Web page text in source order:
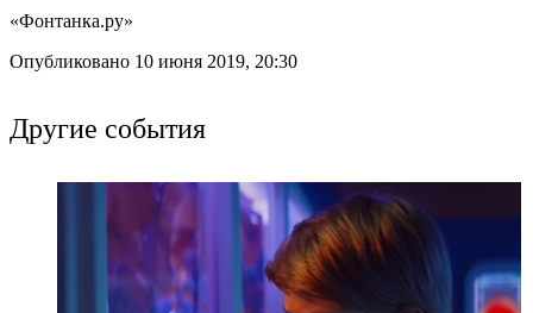
«Фонтанка.ру»
Опубликовано 10 июня 2019, 20:30
Другие события